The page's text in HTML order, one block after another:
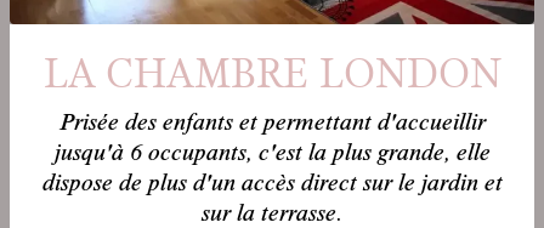
LA CHAMBRE LONDON
Prisée des enfants et permettant d'accueillir
jusqu'à 6 occupants, c'est la plus grande, elle
dispose de plus d'un accès direct sur le jardin et
sur la terrasse.